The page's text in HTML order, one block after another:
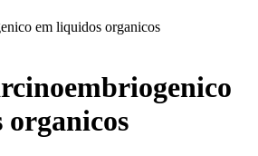
em liquidos organicos